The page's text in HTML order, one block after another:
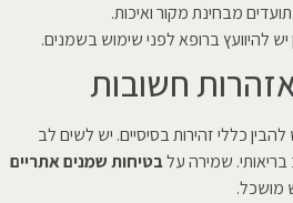
מבחינת מקור ואיכות.
יש להיוועץ ברופא לפני שימוש בשמנים.
חשובות
כללי זהירות בסיסיים. יש לשים לב
שמירה עלבטיחות שמנים אתריים
מושכל.